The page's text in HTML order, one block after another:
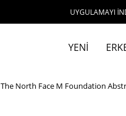
UYGULAMAYI İNDİR, 1000
YENİ
The North Face M Foundation